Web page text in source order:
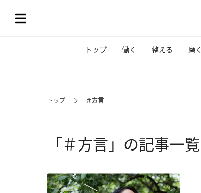
トップ 働く 整える 磨く
トップ ＃方言
「＃方言」の記事一覧